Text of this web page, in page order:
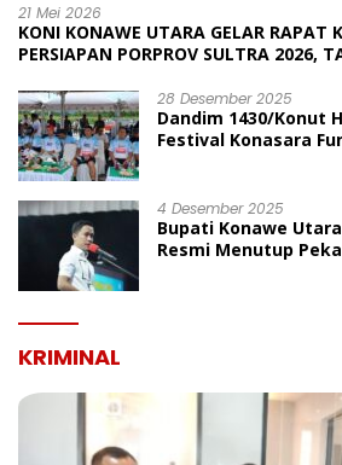
21 Mei 2026
KONI KONAWE UTARA GELAR RAPAT
PERSIAPAN PORPROV SULTRA 2026,
28 Desember 2025
Dandim 1430/Konut
Festival Konasara
4 Desember 2025
Bupati Konawe
Resmi Menutup
KRIMINAL